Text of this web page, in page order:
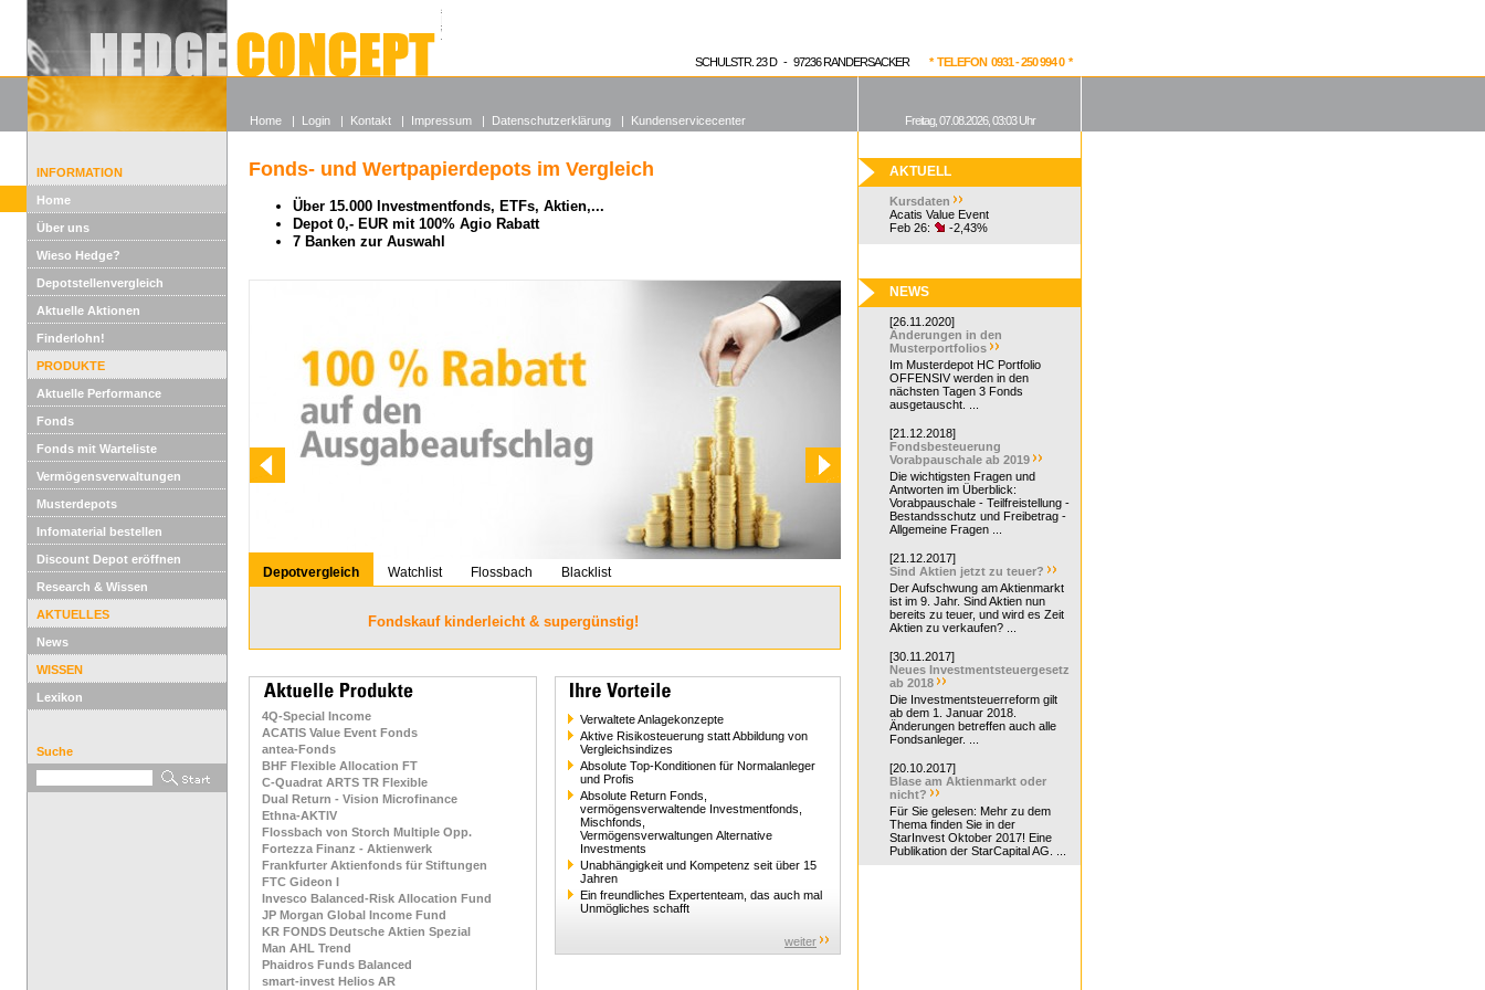
Alle offenen Fonds
Wieso Hedgefonds?
SCHULSTR. 23 D - 97236 RANDERSACKER * TELEFON 0931 - 250 994 0 *
INFORMATION
Home
Über uns
Wieso Hedge?
Depotstellenvergleich
Aktuelle Aktionen
Finderlohn!
PRODUKTE
Aktuelle Performance
Fonds
Fonds mit Warteliste
Vermögensverwaltungen
Musterdepots
Infomaterial bestellen
Discount Depot eröffnen
Research & Wissen
AKTUELLES
News
WISSEN
Lexikon
Suche
Fonds- und Wertpapierdepots im Vergleich
Über 15.000 Investmentfonds, ETFs, Aktien,...
Depot 0,- EUR mit 100% Agio Rabatt
7 Banken zur Auswahl
Depotvergleich Watchlist Flossbach Blacklist
Fondskauf kinderleicht & supergünstig!
4Q-Special Income
ACATIS Value Event Fonds
antea-Fonds
BHF Flexible Allocation FT
C-Quadrat ARTS TR Flexible
Dual Return - Vision Microfinance
Ethna-AKTIV
Flossbach von Storch Multiple Opp.
Fortezza Finanz - Aktienwerk
Frankfurter Aktienfonds für Stiftungen
FTC Gideon I
Invesco Balanced-Risk Allocation Fund
JP Morgan Global Income Fund
KR FONDS Deutsche Aktien Spezial
Man AHL Trend
Phaidros Funds Balanced
smart-invest Helios AR
Verwaltete Anlagekonzepte
Aktive Risikosteuerung statt Abbildung von
Vergleichsindizes
Absolute Top-Konditionen für Normalanleger
und Profis
Absolute Return Fonds,
vermögensverwaltende Investmentfonds,
Mischfonds,
Vermögensverwaltungen Alternative
Investments
Unabhängigkeit und Kompetenz seit über 15
Jahren
Ein freundliches Expertenteam, das auch mal
Unmögliches schafft
weiter
AKTUELL
Kursdaten
Acatis Value Event
Feb 26:
-2,43%
NEWS
[26.11.2020]
Änderungen in den
Musterportfolios
Im Musterdepot HC Portfolio
OFFENSIV werden in den
nächsten Tagen 3 Fonds
ausgetauscht. ...
[21.12.2018]
Fondsbesteuerung
Vorabpauschale ab 2019
Die wichtigsten Fragen und
Antworten im Überblick:
Vorabpauschale - Teilfreistellung -
Bestandsschutz und Freibetrag -
Allgemeine Fragen ...
[21.12.2017]
Sind Aktien jetzt zu teuer?
Der Aufschwung am Aktienmarkt
ist im 9. Jahr. Sind Aktien nun
bereits zu teuer, und wird es Zeit
Aktien zu verkaufen? ...
[30.11.2017]
Neues Investmentsteuergesetz
ab 2018
Die Investmentsteuerreform gilt
ab dem 1. Januar 2018.
Änderungen betreffen auch alle
Fondsanleger. ...
[20.10.2017]
Blase am Aktienmarkt oder
nicht?
Für Sie gelesen: Mehr zu dem
Thema finden Sie in der
StarInvest Oktober 2017! Eine
Publikation der StarCapital AG. ...
Home | Login | Kontakt | Impressum | Datenschutzerklärung | Kundenservicecenter Freitag, 07.08.2026, 03:03 Uhr